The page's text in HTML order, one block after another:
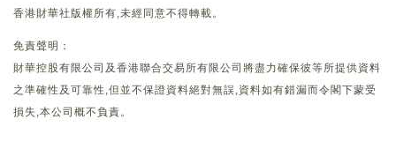
香港財華社版權所有,未經同意不得轉載。
免責聲明：
財華控股有限公司及香港聯合交易所有限公司將盡力確保彼等所提供資料
之準確性及可靠性,但並不保證資料絕對無誤,資料如有錯漏而令閣下蒙受
損失,本公司概不負責。